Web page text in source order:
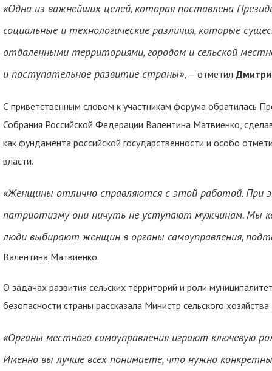
«Одна из важнейших целей, которая поставлена
социальные и технологические различия, которые
отдаленными территориями, городом и сельской
и поступательное развитие страны» , — отметил
С приветственным словом к участникам форума обратилась
Собрания Российской Федерации Валентина Матвиенко,
как фундамента российской государственности и особо
власти.
«Женщины отлично справляются с этой работой. При
патриотизму они ничуть не уступают мужчинам. Мы
люди выбирают женщин в органы самоуправления,
Валентина Матвиенко.
О задачах развития сельских территорий и роли
безопасности страны рассказала Министр сельского
«Органы местного самоуправления играют ключевую
Именно вы лучше всех понимаете, что нужно